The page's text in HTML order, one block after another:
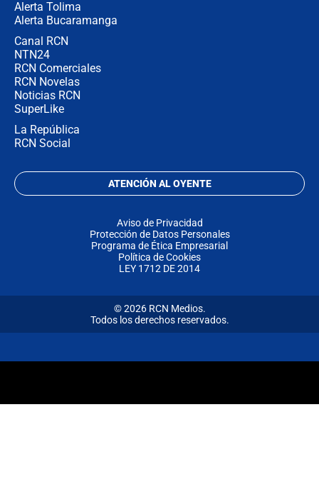
Alerta Tolima
Alerta Bucaramanga
Canal RCN
NTN24
RCN Comerciales
RCN Novelas
Noticias RCN
SuperLike
La República
RCN Social
ATENCIÓN AL OYENTE
Aviso de Privacidad
Protección de Datos Personales
Programa de Ética Empresarial
Política de Cookies
LEY 1712 DE 2014
© 2026 RCN Medios.
Todos los derechos reservados.